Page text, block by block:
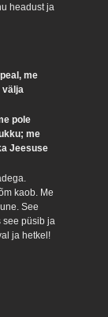
headust ja
me
välja
pole
me
Jeesuse
kaob. Me
See
see püsib ja
ja hetkel!